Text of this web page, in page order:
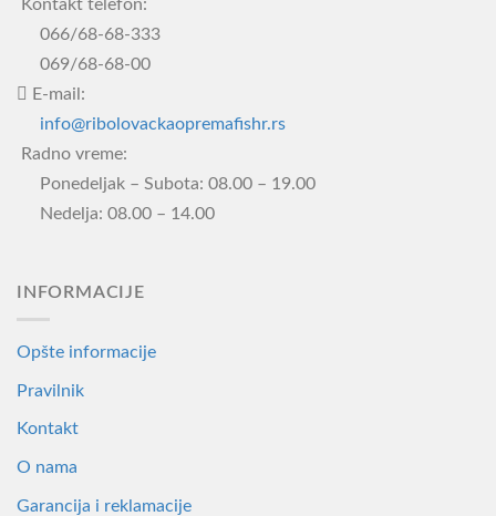
могу
бити
изабране
на
страници
производа.
Kontakt telefon:
066/68-68-333
069/68-68-00
E-mail:
info@ribolovackaopremafishr.rs
Radno vreme:
Ponedeljak – Subota: 08.00 – 19.00
Nedelja: 08.00 – 14.00
INFORMACIJE
Opšte informacije
Pravilnik
Kontakt
O nama
Garancija i reklamacije